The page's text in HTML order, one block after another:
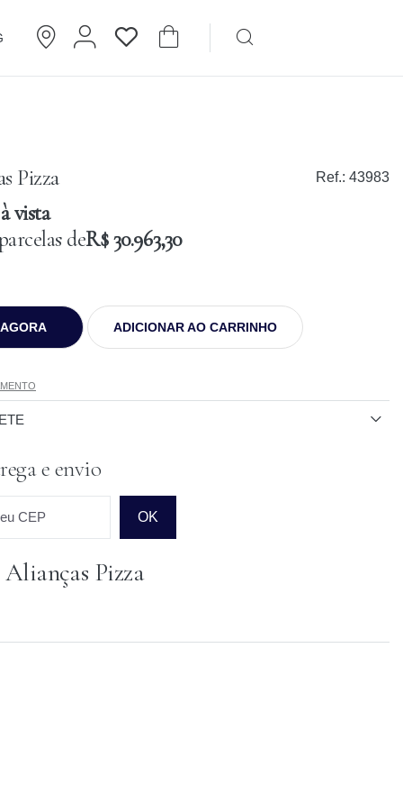
Pizza Ref.: 43983
vista
deR$ 30.963,30
ADICIONAR AO CARRINHO
e envio
CEP OK
para o CEP Pizza